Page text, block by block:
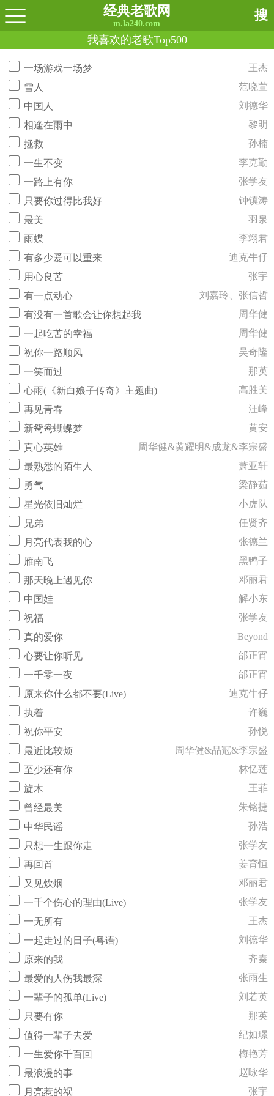
经典老歌网
m.la240.com
搜
我喜欢的老歌Top500
一场游戏一场梦
王杰
雪人
范晓萱
中国人
刘德华
相逢在雨中
黎明
拯救
孙楠
一生不变
李克勤
一路上有你
张学友
只要你过得比我好
钟镇涛
最美
羽泉
雨蝶
李翊君
有多少爱可以重来
迪克牛仔
用心良苦
张宇
有一点动心
刘嘉玲、张信哲
有没有一首歌会让你想起我
周华健
一起吃苦的幸福
周华健
祝你一路顺风
吴奇隆
一笑而过
那英
心雨(《新白娘子传奇》主题曲)
高胜美
再见青春
汪峰
新鸳鸯蝴蝶梦
黄安
真心英雄
周华健&黄耀明&成龙&李宗盛
最熟悉的陌生人
萧亚轩
勇气
梁静茹
星光依旧灿烂
小虎队
兄弟
任贤齐
月亮代表我的心
张德兰
雁南飞
黑鸭子
那天晚上遇见你
邓丽君
中国娃
解小东
祝福
张学友
真的爱你
Beyond
心要让你听见
邰正宵
一千零一夜
邰正宵
原来你什么都不要(Live)
迪克牛仔
执着
许巍
祝你平安
孙悦
最近比较烦
周华健&品冠&李宗盛
至少还有你
林忆莲
旋木
王菲
曾经最美
朱铭捷
中华民谣
孙浩
只想一生跟你走
张学友
再回首
姜育恒
又见炊烟
邓丽君
一千个伤心的理由(Live)
张学友
一无所有
王杰
一起走过的日子(粤语)
刘德华
原来的我
齐秦
最爱的人伤我最深
张雨生
一辈子的孤单(Live)
刘若英
只要有你
那英
值得一辈子去爱
纪如璟
一生爱你千百回
梅艳芳
最浪漫的事
赵咏华
月亮惹的祸
张宇